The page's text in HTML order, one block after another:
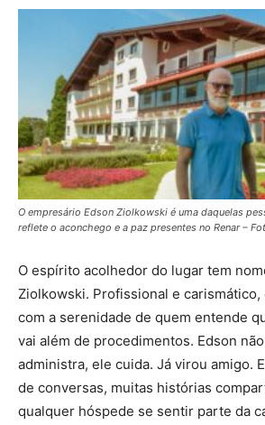
O empresário Edson Ziolkowski é uma daquelas
reflete o aconchego e a paz presentes no Renar –
O espírito acolhedor do lugar tem
Ziolkowski. Profissional e
com a serenidade de quem entende
vai além de procedimentos. Edson
administra, ele cuida. Já virou amigo.
de conversas, muitas histórias
qualquer hóspede se sentir parte da